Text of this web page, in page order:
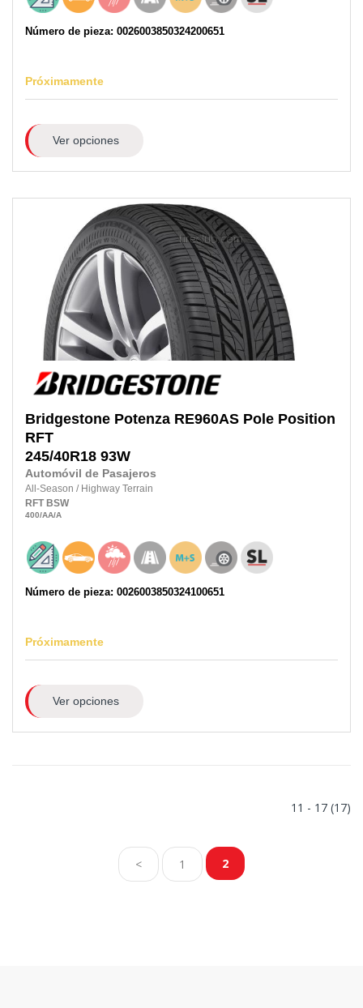
Número de pieza: 0026003850324200651
Próximamente
Ver opciones
Bridgestone Potenza RE960AS Pole Position
RFT
245/40R18 93W
Automóvil de Pasajeros
All-Season / Highway Terrain
RFT BSW
400/AA/A
Número de pieza: 0026003850324100651
Próximamente
Ver opciones
11 - 17 (17)
< 1 2